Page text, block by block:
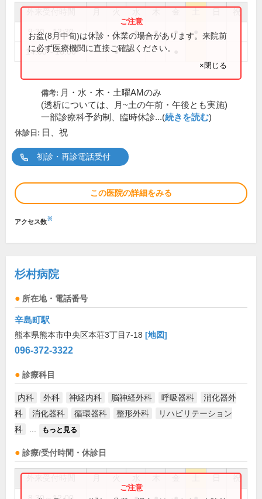
祝
9:30～12:30 ● ● ● ● ●
14:00～16:00 ●
お盆(8月中旬)は休診・休業の場合があります。来院前
に必ず医療機関に直接ご確認ください。
×閉じる
備考: 月・水・木・土曜AMのみ
(透析については、月~土の午前・午後とも実施)
一部診療科予約制、臨時休診...(続きを読む)
休診日: 日、祝
初診・再診電話受付
この医院の詳細をみる
アクセス数※
杉村病院
所在地・電話番号
辛島町駅
熊本県熊本市中央区本荘3丁目7-18 [地図]
096-372-3322
診療科目
内科 外科 神経内科 脳神経外科 呼吸器科
消化器外
科
消化器科 循環器科 整形外科
リハビリテーション
科
もっと見る
診療/受付時間・休診日
祝